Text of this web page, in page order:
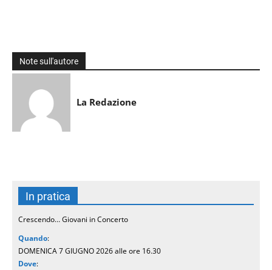
Note sull'autore
La Redazione
In pratica
Crescendo… Giovani in Concerto
Quando:
DOMENICA 7 GIUGNO 2026 alle ore 16.30
Dove: